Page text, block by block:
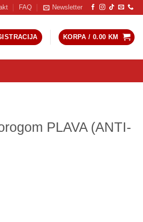
FAQ Newsletter
KORPA / 0.00 KM
PLAVA (ANTI-
količina